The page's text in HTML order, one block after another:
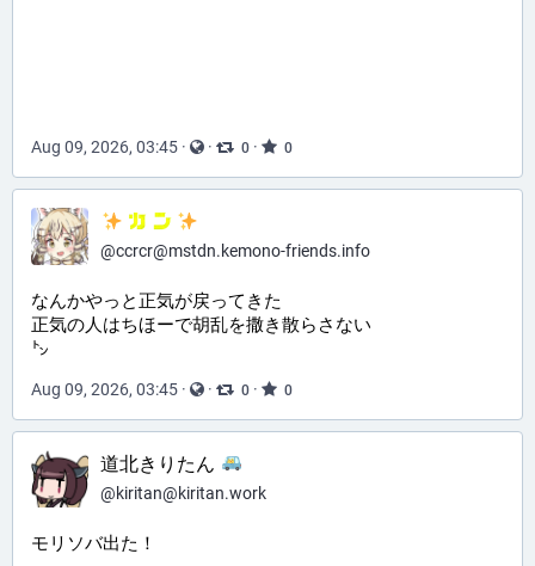
Aug 09, 2026, 03:45 · · 0 · 0
@ccrcr@mstdn.kemono-friends.info
なんかやっと正気が戻ってきた
正気の人はちほーで胡乱を撒き散らさない
㌧
Aug 09, 2026, 03:45 · · 0 · 0
道北きりたん
@kiritan@kiritan.work
モリソバ出た！